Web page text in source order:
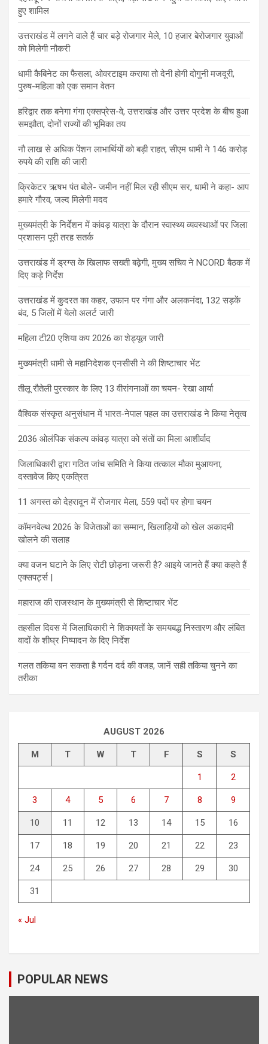
हुए शामिल
उत्तराखंड में लगने वाले हैं चार बड़े रोजगार मेले, 10 हजार बेरोजगार युवाओं
को मिलेगी नौकरी
धामी कैबिनेट का फैसला, ओवरटाइम कराया तो देनी होगी दोगुनी मजदूरी,
पुरुष-महिला को एक समान वेतन
हरिद्वार तक बनेगा गंगा एक्सप्रेस-वे, उत्तराखंड और उत्तर प्रदेश के बीच हुआ
समझौता, दोनों राज्यों की भूमिका तय
नौ लाख से अधिक पेंशन लाभार्थियों को बड़ी राहत, सीएम धामी ने 146 करोड़
रुपये की राशि की जारी
क्रिकेटर ऋषभ पंत बोले- जमीन नहीं मिल रही सीएम सर, धामी ने कहा- आप
हमारे गौरव, जल्द मिलेगी मदद
मुख्यमंत्री के निर्देशन में कांवड़ यात्रा के दौरान स्वास्थ्य व्यवस्थाओं पर जिला
प्रशासन पूरी तरह सतर्क
उत्तराखंड में ड्रग्स के खिलाफ सख्ती बढ़ेगी, मुख्य सचिव ने NCORD बैठक में
दिए कड़े निर्देश
उत्तराखंड में कुदरत का कहर, उफान पर गंगा और अलकनंदा, 132 सड़कें
बंद, 5 जिलों में येलो अलर्ट जारी
महिला टी20 एशिया कप 2026 का शेड्यूल जारी
मुख्यमंत्री धामी से महानिदेशक एनसीसी ने की शिष्टाचार भेंट
तीलू रौतेली पुरस्कार के लिए 13 वीरांगनाओं का चयन- रेखा आर्या
वैश्विक संस्कृत अनुसंधान में भारत-नेपाल पहल का उत्तराखंड ने किया नेतृत्व
2036 ओलंपिक संकल्प कांवड़ यात्रा को संतों का मिला आशीर्वाद
जिलाधिकारी द्वारा गठित जांच समिति ने किया तत्काल मौका मुआयना,
दस्तावेज किए एकत्रित
11 अगस्त को देहरादून में रोजगार मेला, 559 पदों पर होगा चयन
कॉमनवेल्थ 2026 के विजेताओं का सम्मान, खिलाड़ियों को खेल अकादमी
खोलने की सलाह
क्या वजन घटाने के लिए रोटी छोड़ना जरूरी है? आइये जानते हैं क्या कहते हैं
एक्सपर्ट्स |
महाराज की राजस्थान के मुख्यमंत्री से शिष्टाचार भेंट
तहसील दिवस में जिलाधिकारी ने शिकायतों के समयबद्ध निस्तारण और लंबित
वादों के शीघ्र निष्पादन के दिए निर्देश
गलत तकिया बन सकता है गर्दन दर्द की वजह, जानें सही तकिया चुनने का
तरीका
AUGUST 2026
M T W T F S S
1 2
3 4 5 6 7 8 9
10 11 12 13 14 15 16
17 18 19 20 21 22 23
24 25 26 27 28 29 30
31
« Jul
POPULAR NEWS